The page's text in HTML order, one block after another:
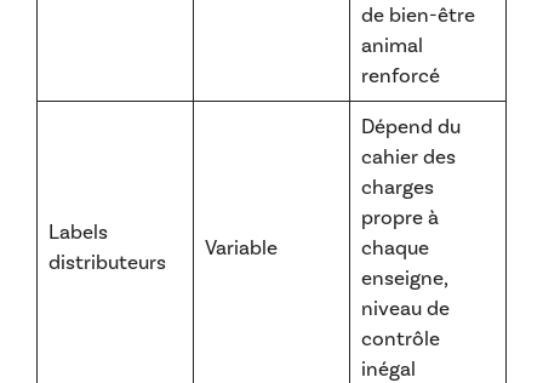
de bien-être
animal
renforcé
Labels
distributeurs
Variable
Dépend du
cahier des
charges
propre à
chaque
enseigne,
niveau de
contrôle
inégal